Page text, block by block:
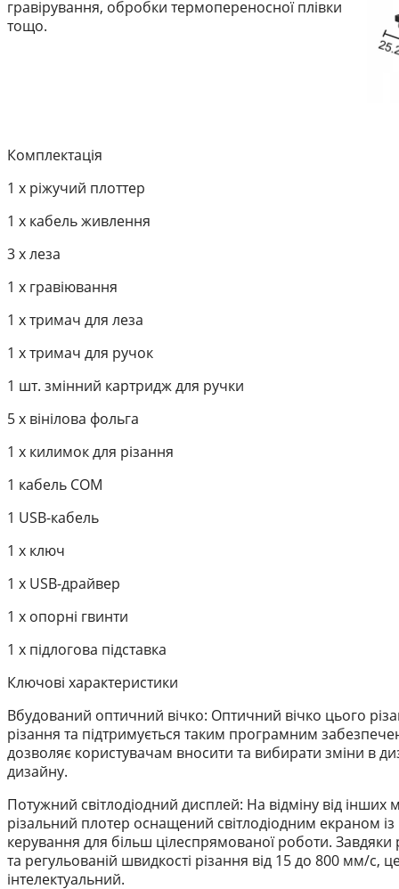
гравірування, обробки термопереносної плівки
тощо.
Комплектація
1 х ріжучий плоттер
1 х кабель живлення
3 х леза
1 х гравіювання
1 х тримач для леза
1 х тримач для ручок
1 шт. змінний картридж для ручки
5 x вінілова фольга
1 х килимок для різання
1 кабель COM
1 USB-кабель
1 х ключ
1 x USB-драйвер
1 x опорні гвинти
1 х підлогова підставка
Ключові характеристики
Вбудований оптичний вічко: Оптичний вічко цього
різання та підтримується таким програмним
дозволяє користувачам вносити та вибирати зміни в
дизайну.
Потужний світлодіодний дисплей: На відміну від
різальний плотер оснащений світлодіодним екраном
керування для більш цілеспрямованої роботи. Завдяки
та регульованій швидкості різання від 15 до 800 мм/с,
інтелектуальний.